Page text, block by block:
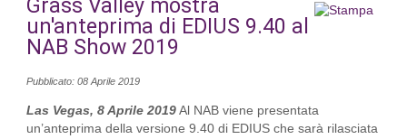
Grass Valley mostra
un'anteprima di EDIUS 9.40 al
NAB Show 2019
Pubblicato: 08 Aprile 2019
Las Vegas, 8 Aprile 2019Al NAB viene presentata
un’anteprima della versione 9.40 di EDIUS che sarà rilasciata